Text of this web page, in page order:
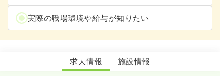
実際の職場環境や給与が知りたい
下田メディカルセンター
求人情報 施設情報